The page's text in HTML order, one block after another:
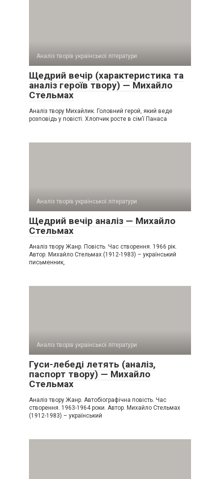
Аналіз творів української літератури
Щедрий вечір (характеристика та
аналіз героїв твору) — Михайло
Стельмах
Аналіз твору Михайлик. Головний герой, який веде
розповідь у повісті. Хлопчик росте в сім’ї Панаса
Аналіз творів української літератури
Щедрий вечір аналіз — Михайло
Стельмах
Аналіз твору Жанр. Повість. Час створення. 1966 рік.
Автор. Михайло Стельмах (1912-1983) – український
письменник,
Аналіз творів української літератури
Гуси-лебеді летять (аналіз,
паспорт твору) — Михайло
Стельмах
Аналіз твору Жанр. Автобіографічна повість. Час
створення. 1963-1964 роки. Автор. Михайло Стельмах
(1912-1983) – український